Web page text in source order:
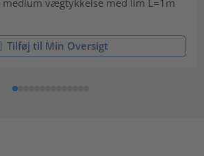
Tilføj til Min Oversigt